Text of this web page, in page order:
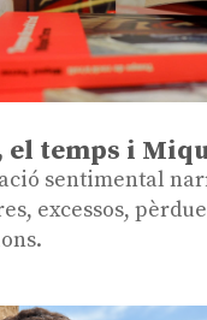
el temps i
sentimental
excessos,